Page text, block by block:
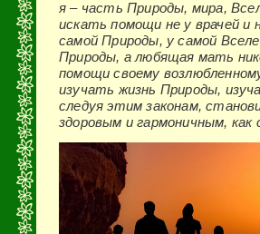
я – часть Природы, мира,
искать помощи не у врачей и
самой Природы, у самой
Природы, а любящая мать
помощи своему
изучать жизнь Природы,
следуя этим законам,
здоровым и гармоничным,